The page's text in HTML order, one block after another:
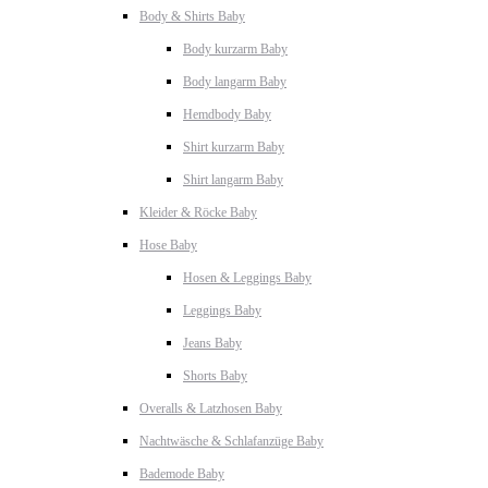
Body & Shirts Baby
Body kurzarm Baby
Body langarm Baby
Hemdbody Baby
Shirt kurzarm Baby
Shirt langarm Baby
Kleider & Röcke Baby
Hose Baby
Hosen & Leggings Baby
Leggings Baby
Jeans Baby
Shorts Baby
Overalls & Latzhosen Baby
Nachtwäsche & Schlafanzüge Baby
Bademode Baby